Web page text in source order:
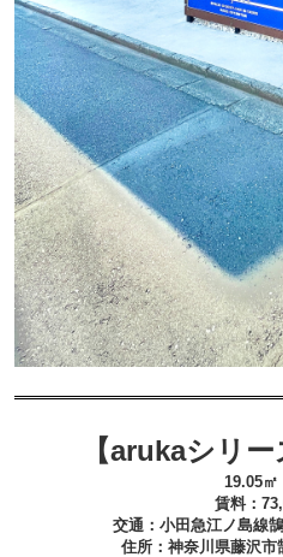
【arukaシリ
19.05㎡
賃料：73
交通：小田急江ノ島線
住所： 神奈川県藤沢市